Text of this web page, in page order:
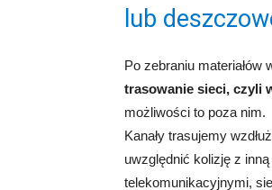
lub
Po zebraniu materiałów
trasowanie sieci, czyli
możliwości to poza nim.
Kanały trasujemy
uwzględnić kolizję z
telekomunikacyjnymi,